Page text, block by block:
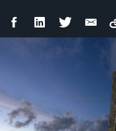
CompartilharCompartilhar